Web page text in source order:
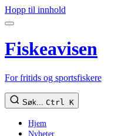
Hopp til innhold
Fiskeavisen
For fritids og sportsfiskere
Søk... Ctrl K
Hjem
Nyheter